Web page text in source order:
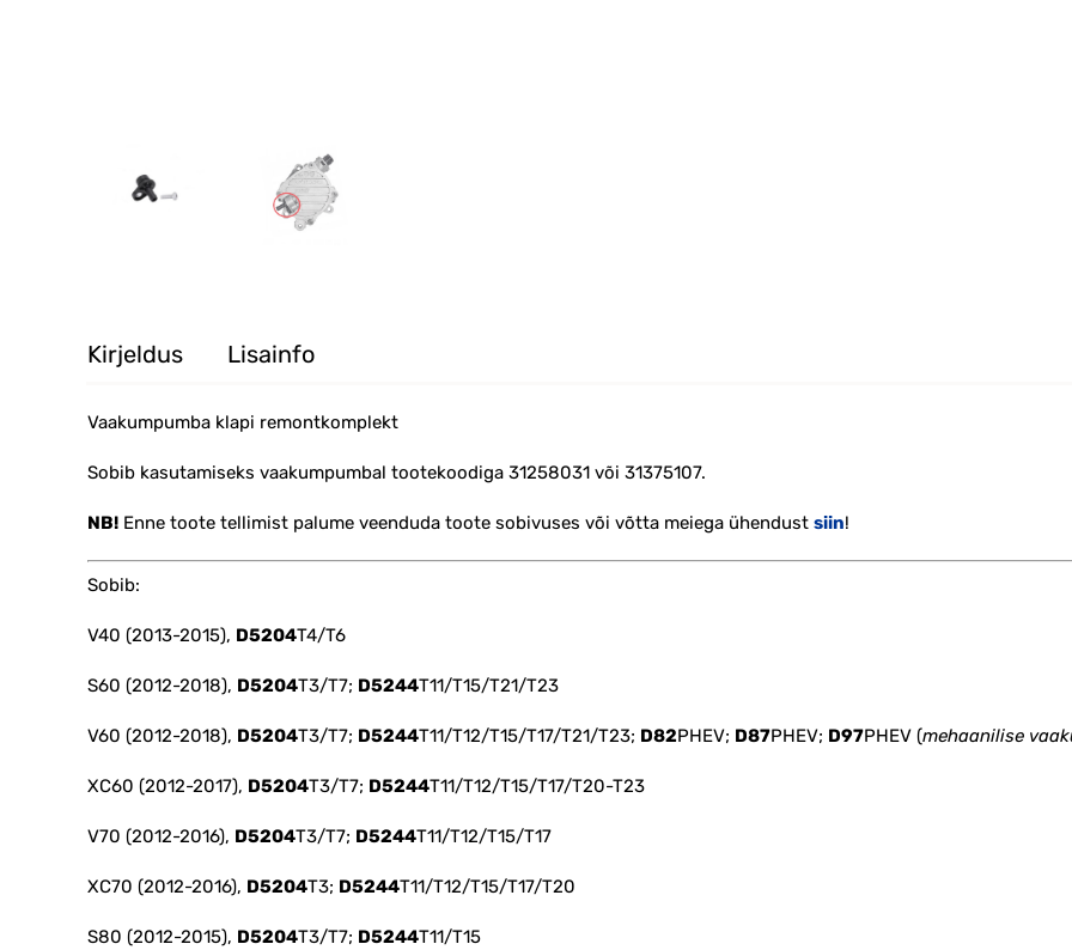
Kirjeldus Lisainfo
Vaakumpumba klapi remontkomplekt
Sobib kasutamiseks vaakumpumbal tootekoodiga 31258031 või 31375107.
NB! Enne toote tellimist palume veenduda toote sobivuses või võtta meiega ühendust siin!
Sobib:
V40 (2013-2015), D5204T4/T6
S60 (2012-2018), D5204T3/T7; D5244T11/T15/T21/T23
V60 (2012-2018), D5204T3/T7; D5244T11/T12/T15/T17/T21/T23; D82PHEV; D87PHEV; D97PHEV (mehaanilise
XC60 (2012-2017), D5204T3/T7; D5244T11/T12/T15/T17/T20-T23
V70 (2012-2016), D5204T3/T7; D5244T11/T12/T15/T17
XC70 (2012-2016), D5204T3; D5244T11/T12/T15/T17/T20
S80 (2012-2015), D5204T3/T7; D5244T11/T15